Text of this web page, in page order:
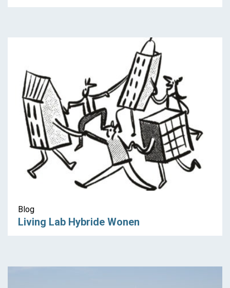
Blog
Living Lab Hybride Wonen